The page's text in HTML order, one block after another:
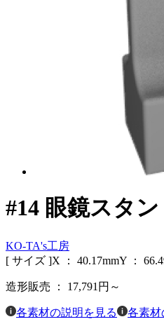
#14 眼鏡スタ
KO-TA's工房
[ サイズ ]X ： 40.17mmY ：
造形販売 ： 17,791 円～
各素材の説明を見る 各素材